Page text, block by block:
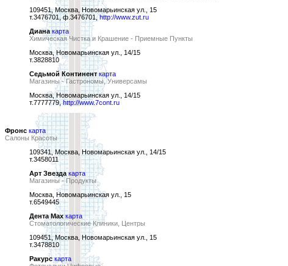
109451, Москва, Новомарьинская ул., 15
т.3476701, ф.3476701,http://www.zut.ru
Диана карта
Химическая Чистка и Крашение - Приемные Пункты
Москва, Новомарьинская ул., 14/15
т.3828810
Седьмой Континент карта
Магазины - Гастрономы, Универсамы
Москва, Новомарьинская ул., 14/15
т.7777779,http://www.7cont.ru
Фронс карта
Салоны Красоты
109341, Москва, Новомарьинская ул., 14/15
т.3458011
Арт Звезда карта
Магазины - Продукты
Москва, Новомарьинская ул., 15
т.6549445
Дента Мах карта
Стоматологические Клиники, Центры
109451, Москва, Новомарьинская ул., 15
т.3478810
Ракурс карта